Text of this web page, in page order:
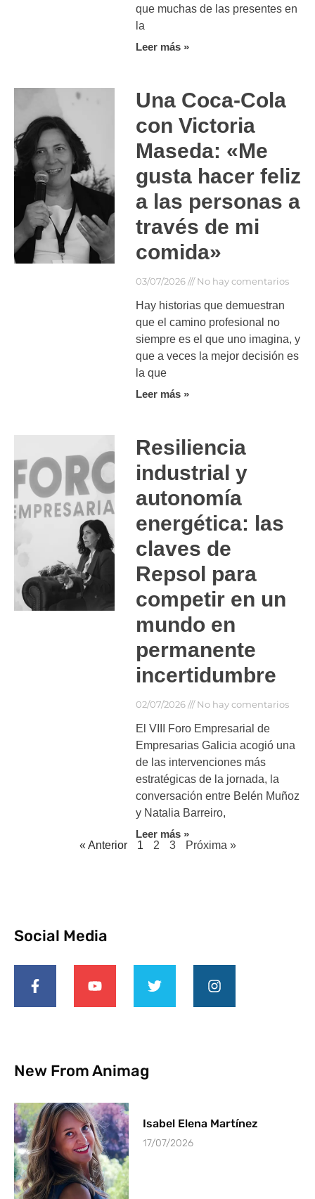
que muchas de las presentes en
la
Leer más »
Una Coca-Cola
con Victoria
Maseda: «Me
gusta hacer feliz
a las personas a
través de mi
comida»
03/07/2026 No hay comentarios
Hay historias que demuestran
que el camino profesional no
siempre es el que uno imagina, y
que a veces la mejor decisión es
la que
Leer más »
Resiliencia
industrial y
autonomía
energética: las
claves de
Repsol para
competir en un
mundo en
permanente
incertidumbre
02/07/2026 No hay comentarios
El VIII Foro Empresarial de
Empresarias Galicia acogió una
de las intervenciones más
estratégicas de la jornada, la
conversación entre Belén Muñoz
y Natalia Barreiro,
Leer más »
« Anterior
1 2 3 Próxima »
Social Media
New From Animag
Isabel Elena Martínez
17/07/2026